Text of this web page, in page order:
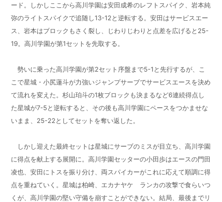
ード。しかしここから高川学園は安田成希のレフトスパイク、岩本純
弥のライトスパイクで追随し13-12と逆転する。安田はサービスエー
ス、岩本はブロックもさく裂し、じわりじわりと点差を広げると25-
19。高川学園が第1セットを先取する。
勢いに乗った高川学園が第2セット序盤まで5-1と先行するが、こ
こで星城・小尻蓮斗が力強いジャンプサーブでサービスエースを決め
て流れを変えた。杉山珀斗の1枚ブロックも決まるなど6連続得点し
た星城が7-5と逆転すると、その後も高川学園にペースをつかませな
いまま、25-22としてセットを奪い返した。
しかし迎えた最終セットは星城にサーブのミスが目立ち、高川学園
に得点を献上する展開に。高川学園セッターの小田歩はエースの門田
凌也、安田にトスを振り分け、両スパイカーがこれに応えて順調に得
点を重ねていく。星城は柏崎、エカナヤケ ランカの攻撃で食らいつ
くが、高川学園の堅い守備を崩すことができない。結局、最後までリ